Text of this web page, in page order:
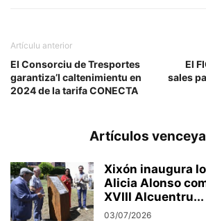
Artículu anterior
El Consorciu de Tresportes
garantiza’l caltenimientu en
2024 de la tarifa CONECTA
El
sales
Artículos
Xixón inaugura
Alicia Alonso
XVIII Alcuentru...
03/07/2026